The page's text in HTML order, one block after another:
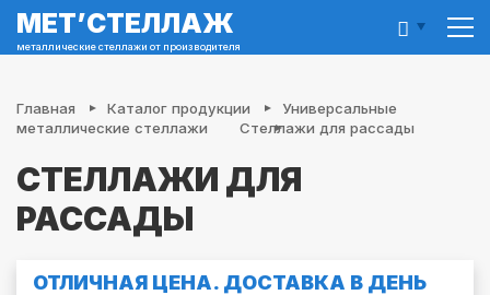
МЕТ’СТЕЛЛАЖ
металлические стеллажи от производителя
Главная Каталог продукции
Универсальные
металлические стеллажи
Стеллажи для рассады
СТЕЛЛАЖИ ДЛЯ
РАССАДЫ
ОТЛИЧНАЯ ЦЕНА. ДОСТАВКА В ДЕНЬ